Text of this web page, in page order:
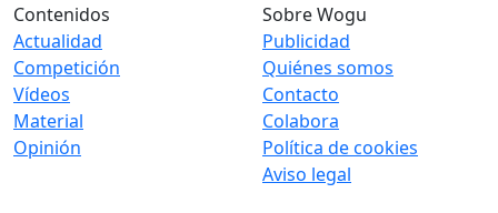
Contenidos
Actualidad
Competición
Vídeos
Material
Opinión
Sobre Wogu
Publicidad
Quiénes somos
Contacto
Colabora
Política de cookies
Aviso legal